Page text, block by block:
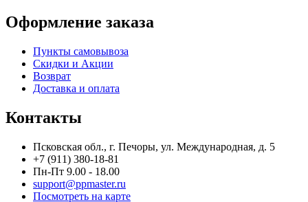
Оформление заказа
Пункты самовывоза
Скидки и Акции
Возврат
Доставка и оплата
Контакты
Псковская обл., г. Печоры, ул. Международная, д. 5
+7 (911) 380-18-81
Пн-Пт 9.00 - 18.00
support@ppmaster.ru
Посмотреть на карте